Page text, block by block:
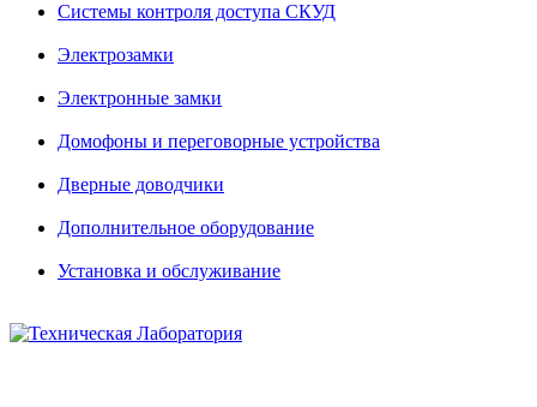
Системы контроля доступа СКУД
Электрозамки
Электронные замки
Домофоны и переговорные устройства
Дверные доводчики
Дополнительное оборудование
Установка и обслуживание